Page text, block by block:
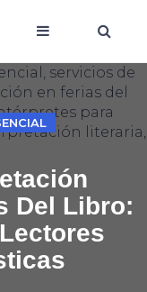
Del Libro: